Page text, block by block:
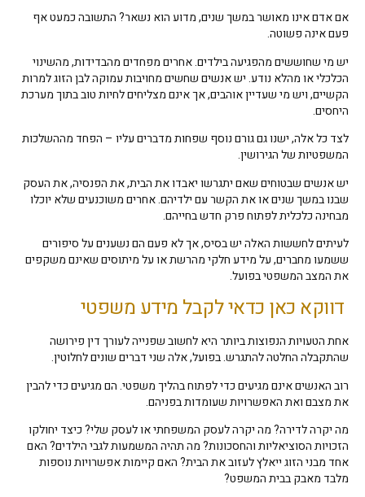
אם אדם אינו מאושר במשך שנים, מדוע הוא נשאר? התשובה כמעט אף
פעם אינה פשוטה.
יש מי שחוששים מהפגיעה בילדים. אחרים מפחדים מהבדידות, מהשינוי
הכלכלי או מהלא נודע. יש אנשים שחשים מחויבות עמוקה לבן הזוג למרות
הקשיים, ויש מי שעדיין אוהבים, אך אינם מצליחים לחיות טוב בתוך מערכת
היחסים.
לצד כל אלה, ישנו גם גורם נוסף שפחות מדברים עליו – הפחד מההשלכות
המשפטיות של הגירושין.
יש אנשים שבטוחים שאם יתגרשו יאבדו את הבית, את הפנסיה, את העסק
שבנו במשך שנים או את הקשר עם ילדיהם. אחרים משוכנעים שלא יוכלו
מבחינה כלכלית לפתוח פרק חדש בחייהם.
לעיתים לחששות האלה יש בסיס, אך לא פעם הם נשענים על סיפורים
ששמעו מחברים, על מידע חלקי מהרשת או על מיתוסים שאינם משקפים
את המצב המשפטי בפועל.
דווקא כאן כדאי לקבל מידע משפטי
אחת הטעויות הנפוצות ביותר היא לחשוב שפנייה לעורך דין פירושה
שהתקבלה החלטה להתגרש. בפועל, אלה שני דברים שונים לחלוטין.
רוב האנשים אינם מגיעים כדי לפתוח בהליך משפטי. הם מגיעים כדי להבין
את מצבם ואת האפשרויות שעומדות בפניהם.
מה יקרה לדירה? מה יקרה לעסק המשפחתי או לעסק שלי? כיצד יחולקו
הזכויות הסוציאליות והחסכונות? מה תהיה המשמעות לגבי הילדים? האם
אחד מבני הזוג ייאלץ לעזוב את הבית? האם קיימות אפשרויות נוספות
מלבד מאבק בבית המשפט?